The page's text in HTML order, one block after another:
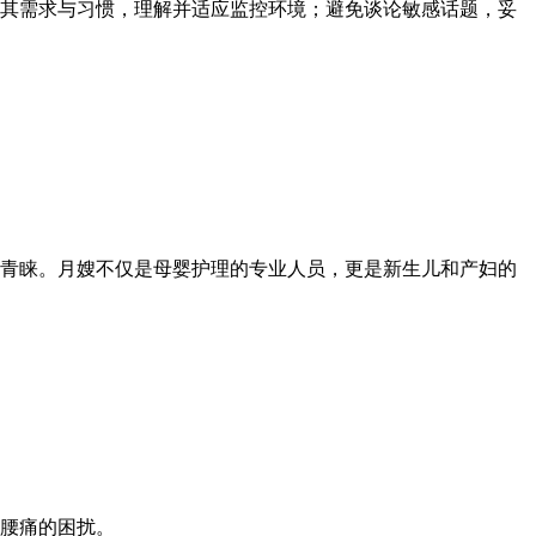
需求与习惯，理解并适应监控环境；避免谈论敏感话题，妥
睐。月嫂不仅是母婴护理的专业人员，更是新生儿和产妇的
痛的困扰。